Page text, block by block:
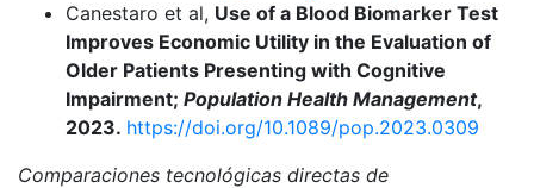
Canestaro et al, Use of a Blood Biomarker Test
Improves Economic Utility in the Evaluation of
Older Patients Presenting with Cognitive
Impairment; Population Health Management,
2023. https://doi.org/10.1089/pop.2023.0309
Comparaciones tecnológicas directas de